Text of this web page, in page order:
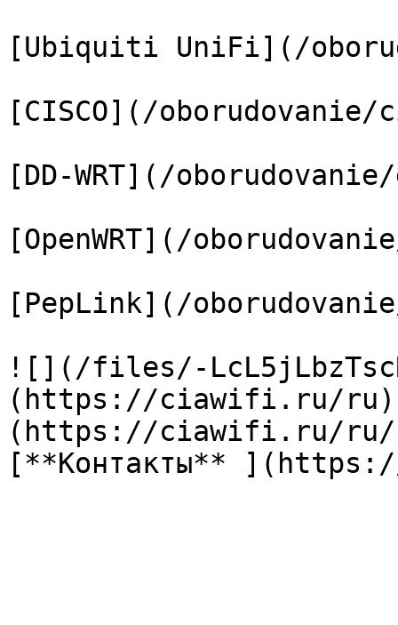
[Ubiquiti UniFi](/
[CISCO](/oborudovanie/
[DD-WRT](/
[OpenWRT](/
[PepLink](/
![](/files/-
(https://ciawifi.ru/ru)|
(https://ciawifi.ru/ru/